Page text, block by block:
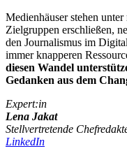
Medienhäuser stehen
Zielgruppen erschließen,
den Journalismus im
immer knapperen
diesen Wandel
Gedanken aus dem
Expert:in
Lena Jakat
Stellvertretende
LinkedIn